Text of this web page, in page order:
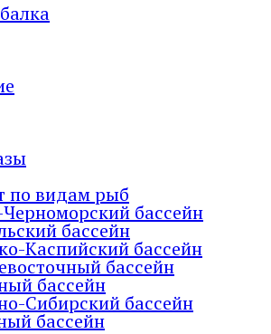
по видам рыб
бассейн
бассейн
Каспийский бассейн
бассейн
бассейн
Сибирский бассейн
бассейн